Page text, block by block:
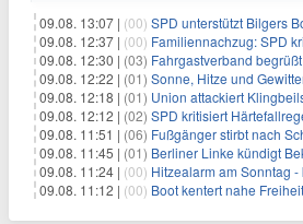
09.08. 13:07 | (00) SPD unterstützt Bilgers
09.08. 12:37 | (00) Familiennachzug: SPD
09.08. 12:30 | (03) Fahrgastverband begrüßt
09.08. 12:22 | (01) Sonne, Hitze und
09.08. 12:18 | (01) Union attackiert
09.08. 12:12 | (02) SPD kritisiert Härtefallregelung
09.08. 11:51 | (06) Fußgänger stirbt nach
09.08. 11:45 | (01) Berliner Linke kündigt Bekenntnis
09.08. 11:24 | (00) Hitzealarm am Sonntag
09.08. 11:12 | (00) Boot kentert nahe